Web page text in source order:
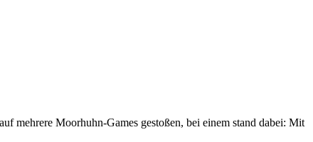
mehrere Moorhuhn-Games gestoßen, bei einem stand dabei: Mit